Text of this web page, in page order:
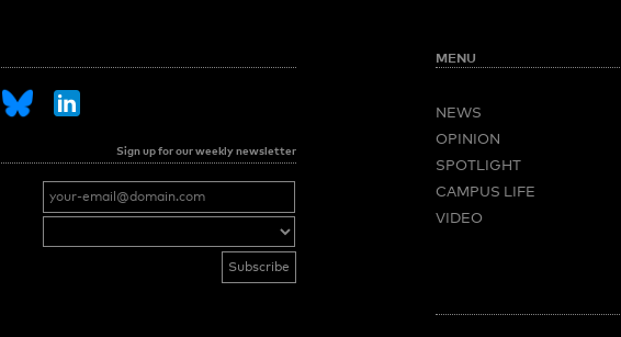
Sign up for our weekly newsletter
MENU
NEWS
OPINION
SPOTLIGHT
CAMPUS LIFE
VIDEO